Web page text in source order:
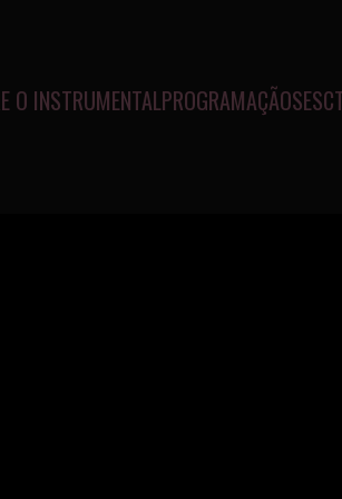
O INSTRUMENTALPROGRAMAÇÃO